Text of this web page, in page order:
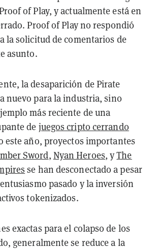
of Play, y actualmente está en
Proof of Play no respondió
la solicitud de comentarios de
asunto.
la desaparición de Pirate
nuevo para la industria, sino
más reciente de una
de juegos cripto cerrando
este año, proyectos importantes
Sword, Nyan Heroes, yThe
se han desconectado a pesar
pasado y la inversión
tokenizados.
exactas para el colapso de los
generalmente se reduce a la